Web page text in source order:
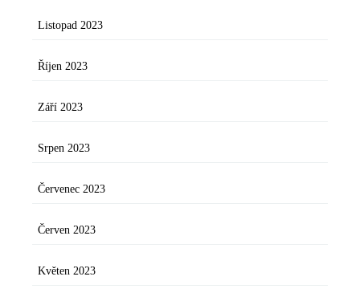
Listopad 2023
Říjen 2023
Září 2023
Srpen 2023
Červenec 2023
Červen 2023
Květen 2023